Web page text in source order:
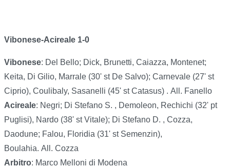
Vibonese-Acireale 1-0
Vibonese: Del Bello; Dick, Brunetti, Caiazza, Montenet;
Keita, Di Gilio, Marrale (30' st De Salvo); Carnevale (27' st
Ciprio), Coulibaly, Sasanelli (45' st Catasus) . All. Fanello
Acireale: Negri; Di Stefano S. , Demoleon, Rechichi (32' pt
Puglisi), Nardo (38' st Vitale); Di Stefano D. , Cozza,
Daodune; Falou, Floridia (31' st Semenzin),
Boulahia. All. Cozza
Arbitro: Marco Melloni di Modena